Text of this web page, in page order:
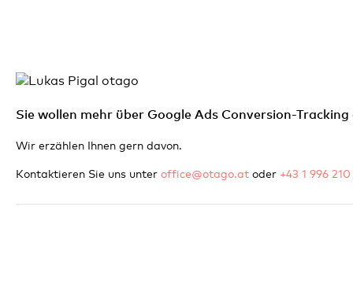
Sie wollen mehr über Google Ads Conversion-
Wir erzählen Ihnen gern davon.
Kontaktieren Sie uns unter office@otago.at oder +43 1 996